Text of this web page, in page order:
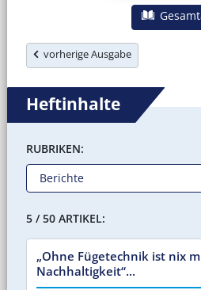
vorherige Ausgabe
Heftinhalte
RUBRIKEN:
5 / 50 ARTIKEL:
„Ohne Fügetechnik ist nix
Nachhaltigkeit“...